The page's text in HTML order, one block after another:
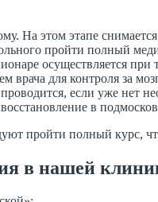
На этом этапе
пройти полный
осуществляется
врача для контроля за
если уже нет
в
пройти полный курс,
в нашей